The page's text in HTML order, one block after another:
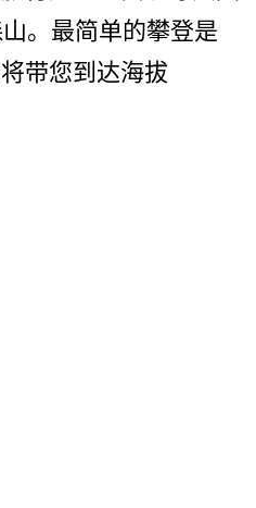
。最简单的攀登是
带您到达海拔